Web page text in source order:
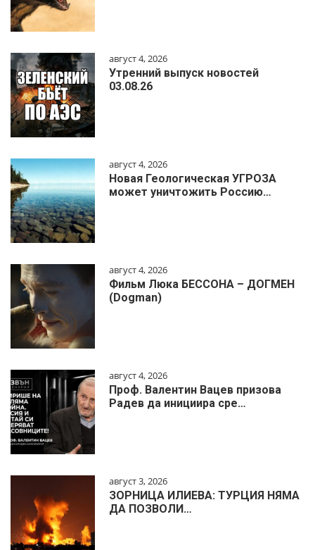
август 4, 2026
Утренний выпуск новостей
03.08.26
август 4, 2026
Новая Геологическая УГРОЗА
может уничтожить Россию…
август 4, 2026
Фильм Люка БЕССОНА – ДОГМЕН
(Dogman)
август 4, 2026
Проф. Валентин Вацев призова
Радев да инициира сре…
август 3, 2026
ЗОРНИЦА ИЛИЕВА: ТУРЦИЯ НЯМА
ДА ПОЗВОЛИ…